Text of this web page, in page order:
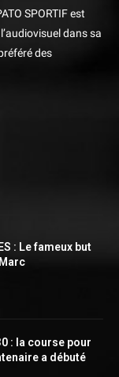
SPORTIF est
dans sa
des
: Le fameux but
: la course pour
a débuté